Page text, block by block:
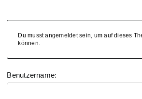
Du musst angemeldet sein, um auf dieses
können.
Benutzername: